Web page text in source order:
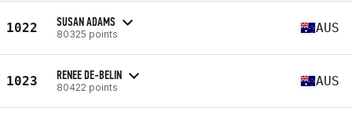
1022 SUSAN ADAMS
80325 points AUS
1023 RENEE DE-BELIN
80422 points AUS